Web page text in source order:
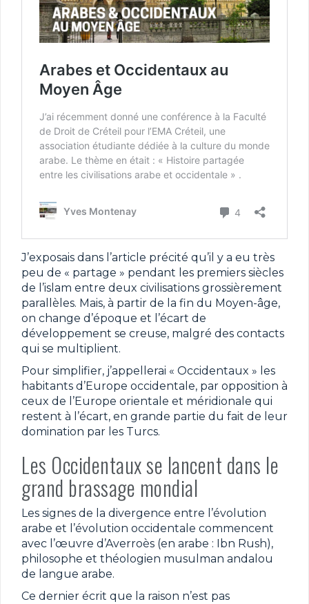
J’exposais dans l’article précité qu’il y a eu très
peu de « partage » pendant les premiers siècles
de l’islam entre deux civilisations grossièrement
parallèles. Mais, à partir de la fin du Moyen-âge,
on change d’époque et l’écart de
développement se creuse, malgré des contacts
qui se multiplient.
Pour simplifier, j’appellerai « Occidentaux » les
habitants d’Europe occidentale, par opposition à
ceux de l’Europe orientale et méridionale qui
restent à l’écart, en grande partie du fait de leur
domination par les Turcs.
Les Occidentaux se lancent dans le
grand brassage mondial
Les signes de la divergence entre l’évolution
arabe et l’évolution occidentale commencent
avec l’œuvre d’Averroès (en arabe : Ibn Rush),
philosophe et théologien musulman andalou
de langue arabe.
Ce dernier écrit que la raison n’est pas